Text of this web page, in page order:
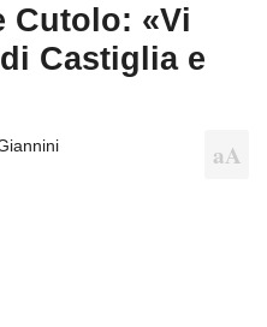
Cutolo: «Vi
Castiglia e